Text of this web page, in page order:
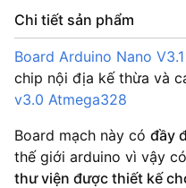
Chi tiết sản phẩm
Board Arduino Nano
chip nội địa kế thừa và
v3.0 Atmega328
Board mạch này có đầy
thế giới arduino vì vậy
thư viện được thiết kế